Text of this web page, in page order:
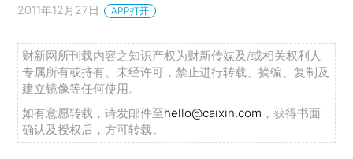
2011年12月27日 APP打开
财新网所刊载内容之知识产权为财新传媒及/或相关权利人
专属所有或持有。未经许可，禁止进行转载、摘编、复制及
建立镜像等任何使用。
如有意愿转载，请发邮件至hello@caixin.com ，获得书面
确认及授权后，方可转载。